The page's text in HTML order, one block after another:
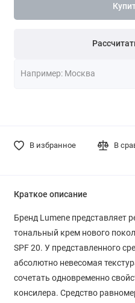
В избранное В
Краткое описание
Бренд Lumene представляет
тональный крем нового
SPF 20. У представленного
абсолютно невесомая
сочетать одновременно
консилера. Средство